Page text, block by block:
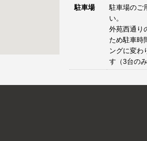
駐車場
駐車場のご
い。
外苑西通り
ため駐車時
ングに変わ
す（3台のみ